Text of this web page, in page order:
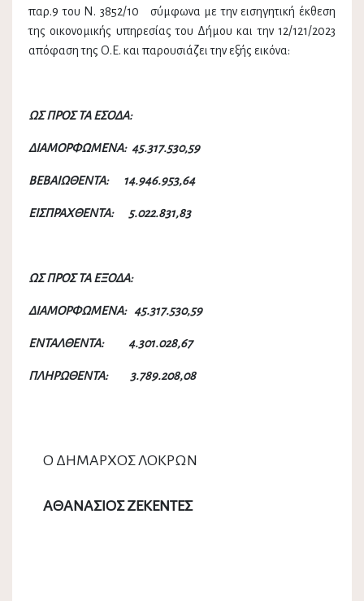
παρ.9 του Ν. 3852/10 σύμφωνα με την εισηγητική έκθεση
της οικονομικής υπηρεσίας του Δήμου και την 12/121/2023
απόφαση της Ο.Ε. και παρουσιάζει την εξής εικόνα:
ΩΣ ΠΡΟΣ ΤΑ ΕΣΟΔΑ:
ΔΙΑΜΟΡΦΩΜΕΝΑ: 45.317.530,59
ΒΕΒΑΙΩΘΕΝΤΑ: 14.946.953,64
ΕΙΣΠΡΑΧΘΕΝΤΑ: 5.022.831,83
ΩΣ ΠΡΟΣ ΤΑ ΕΞΟΔΑ:
ΔΙΑΜΟΡΦΩΜΕΝΑ: 45.317.530,59
ΕΝΤΑΛΘΕΝΤΑ: 4.301.028,67
ΠΛΗΡΩΘΕΝΤΑ: 3.789.208,08
Ο ΔΗΜΑΡΧΟΣ ΛΟΚΡΩΝ
ΑΘΑΝΑΣΙΟΣ ΖΕΚΕΝΤΕΣ